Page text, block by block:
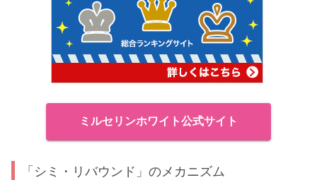
ミルセリンホワイト公式サイト
「シミ・リバウンド」のメカニズム